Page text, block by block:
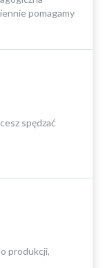
pomagamy
spędzać
produkcji,